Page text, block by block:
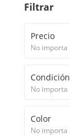
Filtrar
Precio
No importa
Condición
No importa
Color
No importa